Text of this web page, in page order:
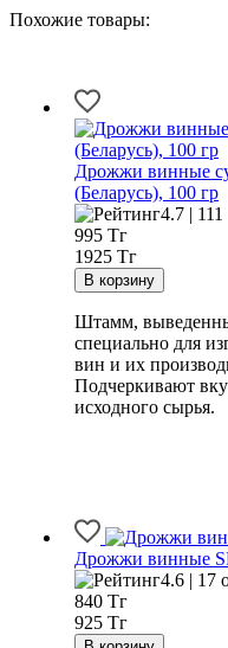
Похожие товары:
Дрожжи винные
(Беларусь), 100 гр
4.7 |
995 Тг
1925 Тг
Штамм,
специально для
вин и их
Подчеркивают
исходного сырья.
Дрожжи винные
4.6 | 17
840 Тг
925 Тг